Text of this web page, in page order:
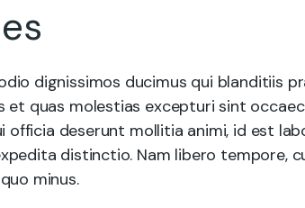
dignissimos ducimus qui blanditiis
quas molestias excepturi sint
officia deserunt mollitia animi, id est
distinctio. Nam libero tempore,
minus.